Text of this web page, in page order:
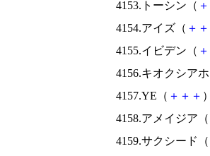
4153.トーシン（ ＋
4154.アイズ（ ＋ ＋
4155.イビデン（ ＋
4156.キオクシア
4157.YE（ ＋ ＋ ＋
4158.アメイジア（
4159.サクシード（